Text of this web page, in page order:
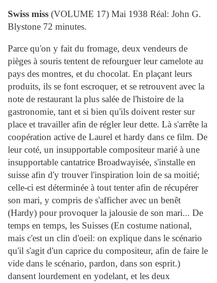
Swiss miss (VOLUME 17) Mai 1938 Réal: John G.
Blystone 72 minutes.
Parce qu'on y fait du fromage, deux vendeurs de
pièges à souris tentent de refourguer leur camelote au
pays des montres, et du chocolat. En plaçant leurs
produits, ils se font escroquer, et se retrouvent avec la
note de restaurant la plus salée de l'histoire de la
gastronomie, tant et si bien qu'ils doivent rester sur
place et travailler afin de régler leur dette. Là s'arrête la
coopération active de Laurel et hardy dans ce film. De
leur coté, un insupportable compositeur marié à une
insupportable cantatrice Broadwayisée, s'installe en
suisse afin d'y trouver l'inspiration loin de sa moitié;
celle-ci est déterminée à tout tenter afin de récupérer
son mari, y compris de s'afficher avec un benêt
(Hardy) pour provoquer la jalousie de son mari... De
temps en temps, les Suisses (En costume national,
mais c'est un clin d'oeil: on explique dans le scénario
qu'il s'agit d'un caprice du compositeur, afin de faire le
vide dans le scénario, pardon, dans son esprit.)
dansent lourdement en yodelant, et les deux